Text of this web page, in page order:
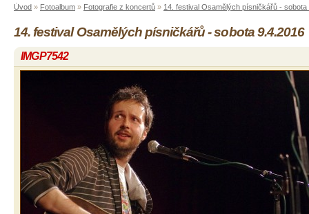
Úvod » Fotoalbum » Fotografie z koncertů » 14. festival Osamělých písničkářů - sobota
14. festival Osamělých písničkářů - sobota 9.4.2016
IMGP7542